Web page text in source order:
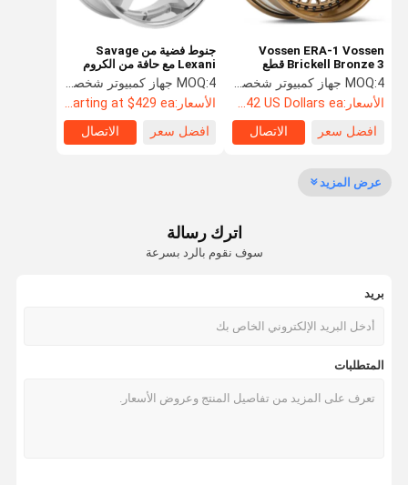
مسكن معلومات عنا
مراقبة الجودة اتصل بنا حالات
عجلات فورج السيارات
Vossen ERA-1 Vossen
Brickell Bronze 3 قطع
الحافات من الدرجة الفضائية
MOQ:4 جهاز كمبيوتر شخصى
الأسعار:Starting at $242 US Dollars ea
افضل سعر
الاتصال
جنوط فضية من Savage
Lexani مع حافة من الكروم
MOQ:4 جهاز كمبيوتر شخصى
الأسعار:Starting at $429 ea
افضل سعر
الاتصال
عرض المزيد
اترك رسالة
سوف نقوم بالرد بسرعة
بريد
المتطلبات